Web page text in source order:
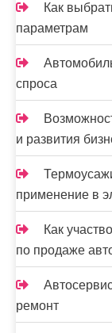
Как
параметрам
спроса
и развития
применение в
Как
по продаже
ремонт